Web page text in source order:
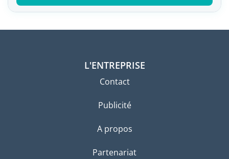
L'ENTREPRISE
Contact
Publicité
A propos
Partenariat